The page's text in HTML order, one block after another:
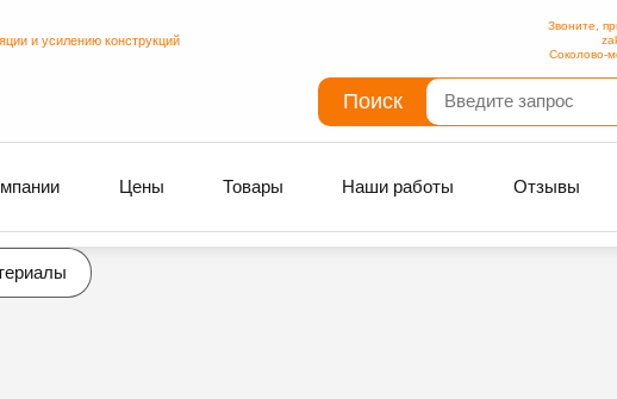
и усилению конструкций
Звоните,
Соколово-
Поиск
Цены Товары Наши работы Отзывы